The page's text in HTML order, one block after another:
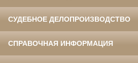
СУДЕБНОЕ ДЕЛОПРОИЗВОДСТВО
СПРАВОЧНАЯ ИНФОРМАЦИЯ